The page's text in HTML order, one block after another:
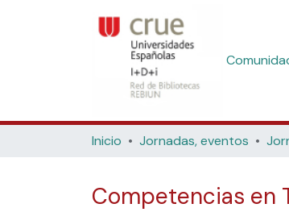
Inicio Jornadas, eventos
Competencias en